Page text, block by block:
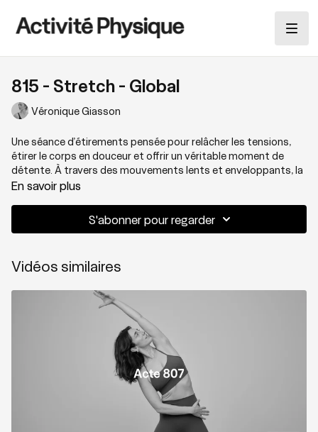
815 - Stretch - Global
Véronique Giasson
Une séance d’étirements pensée pour relâcher les tensions,
étirer le corps en douceur et offrir un véritable moment de
détente. À travers des mouvements lents et enveloppants, la
pratique met l’accent sur le bas du corps et l’ouverture des
journée, cette séance invite à ralentir, respirer et redonner de
Thématique: Ouverture du corps
En savoir plus
S'abonner pour regarder
Vidéos similaires